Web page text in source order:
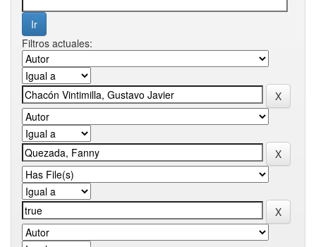
Filtros actuales: